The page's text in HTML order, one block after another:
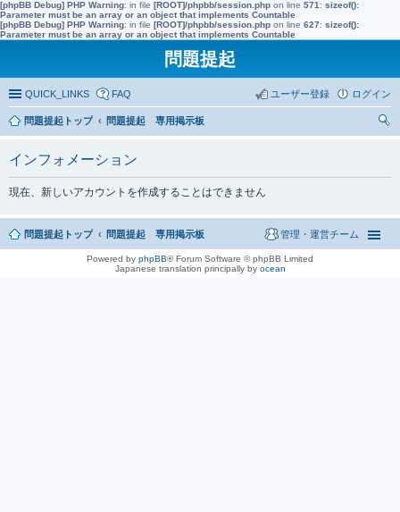
[phpBB Debug] PHP Warning: in file [ROOT]/phpbb/session.php on line 571 : sizeof():
Parameter must be an array or an object that implements Countable
[phpBB Debug] PHP Warning: in file [ROOT]/phpbb/session.php on line 627: sizeof():
Parameter must be an array or an object that implements Countable
問題提起
QUICK_LINKS FAQ ログイン
ユーザー登録
問題提起トップ
問題提起 専用掲示板
インフォメーション
現在、新しいアカウントを作成することはできません
問題提起トップ 問題提起 専用掲示板 管理・運営チーム
Powered by phpBB® Forum Software © phpBB Limited
Japanese translation principally by ocean